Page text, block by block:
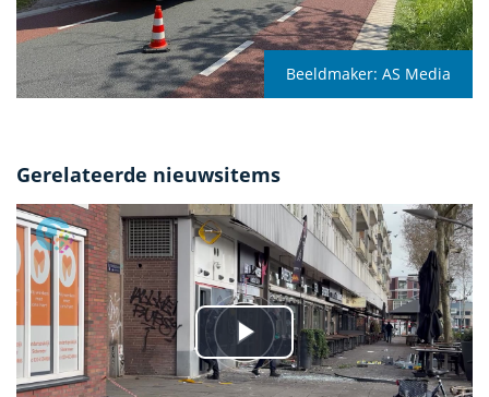
Beeldmaker: AS Media
Gerelateerde nieuwsitems